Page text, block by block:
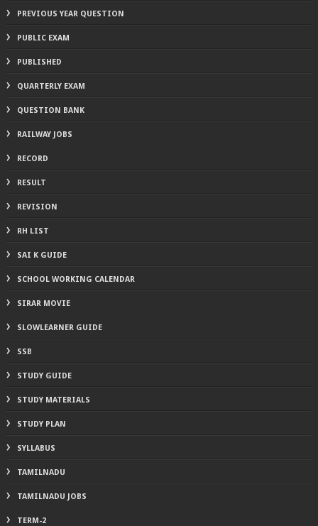
PREVIOUS YEAR QUESTION
PUBLIC EXAM
PUBLISHED
QUARTERLY EXAM
QUESTION BANK
RAILWAY JOBS
RECORD
RESULT
REVISION
RH LIST
SAI K GUIDE
SCHOOL WORKING CALENDAR
SIRAR MOVIE
SLOWLEARNER GUIDE
SSB
STUDY GUIDE
STUDY MATERIALS
STUDY PLAN
SYLLABUS
TAMILNADU
TAMILNADU JOBS
TERM-2